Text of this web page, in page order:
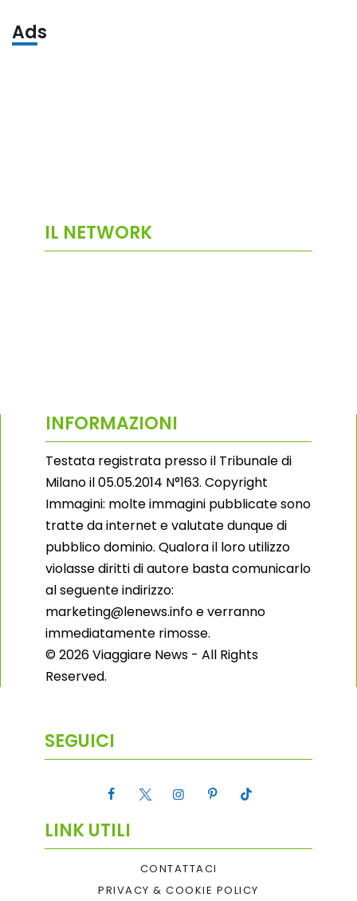
Ads
IL NETWORK
INFORMAZIONI
Testata registrata presso il Tribunale di
Milano il 05.05.2014 N°163. Copyright
Immagini: molte immagini pubblicate sono
tratte da internet e valutate dunque di
pubblico dominio. Qualora il loro utilizzo
violasse diritti di autore basta comunicarlo
al seguente indirizzo:
marketing@lenews.info e verranno
immediatamente rimosse.
© 2026 Viaggiare News - All Rights
Reserved.
SEGUICI
LINK UTILI
CONTATTACI
PRIVACY & COOKIE POLICY